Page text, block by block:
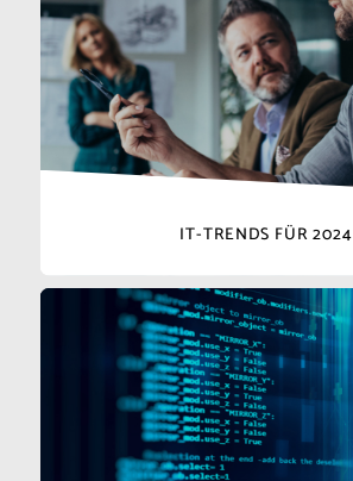
IT-TRENDS FÜR 2024